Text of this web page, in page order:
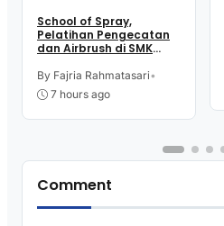
School of Spray,
Pelatihan Pengecatan
dan Airbrush di SMK
Kutoarjo
By Fajria Rahmatasari•
7 hours ago
Comment